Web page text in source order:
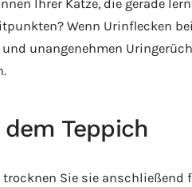
Ihrer Katze, die gerade
Wenn Urinflecken
unangenehmen
Teppich
Sie sie anschließend